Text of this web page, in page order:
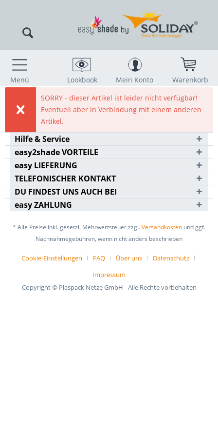
Menü Lookbook Mein Konto
Warenkorb
SORRY - dieser Artikel ist leider nicht verfügbar!
Eventuell aber in Verbindung mit einem anderen
Artikel.
Hilfe & Service
easy2shade VORTEILE
easy LIEFERUNG
TELEFONISCHER KONTAKT
DU FINDEST UNS AUCH BEI
easy ZAHLUNG
* Alle Preise inkl. gesetzl. Mehrwertsteuer zzgl.Versandkosten und ggf.
Nachnahmegebühren, wenn nicht anders beschrieben
Cookie-Einstellungen FAQ Über uns
Datenschutz
Impressum
Copyright © Plaspack Netze GmbH - Alle Rechte vorbehalten